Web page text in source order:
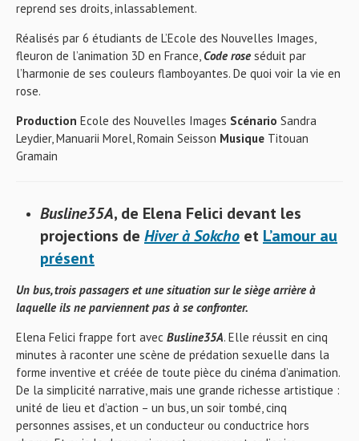
reprend ses droits, inlassablement.
Réalisés par 6 étudiants de L’Ecole des Nouvelles Images,
fleuron de l’animation 3D en France, Code rose séduit par
l’harmonie de ses couleurs flamboyantes. De quoi voir la vie en
rose.
Production Ecole des Nouvelles Images Scénario Sandra
Leydier, Manuarii Morel, Romain Seisson Musique Titouan
Gramain
Busline35A, de Elena Felici devant les
projections de Hiver à Sokcho et L’amour au
présent
Un bus, trois passagers et une situation sur le siège arrière à
laquelle ils ne parviennent pas à se confronter.
Elena Felici frappe fort avec Busline35A. Elle réussit en cinq
minutes à raconter une scène de prédation sexuelle dans la
forme inventive et créée de toute pièce du cinéma d’animation.
De la simplicité narrative, mais une grande richesse artistique :
unité de lieu et d’action – un bus, un soir tombé, cinq
personnes assises, et un conducteur ou conductrice hors